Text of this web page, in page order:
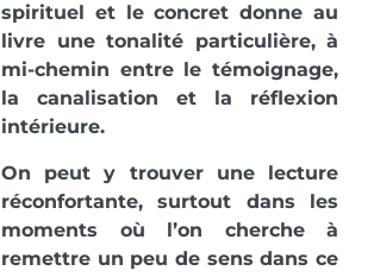
spirituel et le concret donne au
livre une tonalité particulière, à
mi-chemin entre le témoignage,
la canalisation et la réflexion
intérieure.
On peut y trouver une lecture
réconfortante, surtout dans les
moments où l’on cherche à
remettre un peu de sens dans ce